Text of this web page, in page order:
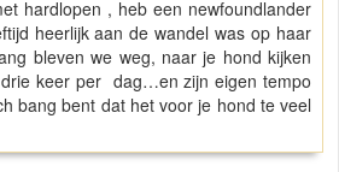
hardlopen , heb een newfoundlander
heerlijk aan de wandel was op haar
bleven we weg, naar je hond kijken
keer per dag…en zijn eigen tempo
bang bent dat het voor je hond te veel